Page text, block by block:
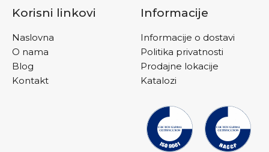
Korisni linkovi
Naslovna
O nama
Blog
Kontakt
Informacije
Informacije o dostavi
Politika privatnosti
Prodajne lokacije
Katalozi